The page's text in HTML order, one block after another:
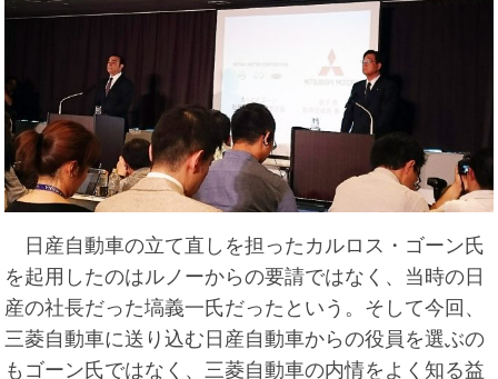
日産自動車の立て直しを担ったカルロス・ゴーン氏
を起用したのはルノーからの要請ではなく、当時の日
産の社長だった塙義一氏だったという。そして今回、
三菱自動車に送り込む日産自動車からの役員を選ぶの
もゴーン氏ではなく、三菱自動車の内情をよく知る益